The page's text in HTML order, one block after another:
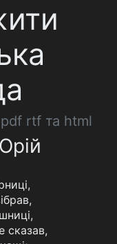
rtf та html
сказав,